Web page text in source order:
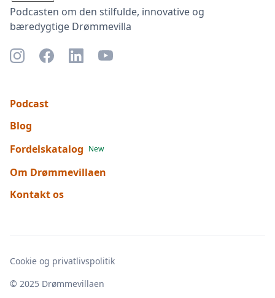
Podcasten om den stilfulde, innovative og
bæredygtige Drømmevilla
Podcast
Blog
Fordelskatalog New
Om Drømmevillaen
Kontakt os
© 2025 Drømmevillaen
Cookie og privatlivspolitik